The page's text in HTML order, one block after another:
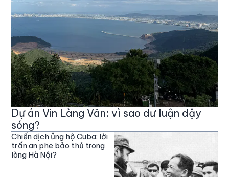
Dự án Vin Làng Vân: vì sao dư luận dậy
sóng?
Chiến dịch ủng hộ Cuba: lời
trấn an phe bảo thủ trong
lòng Hà Nội?